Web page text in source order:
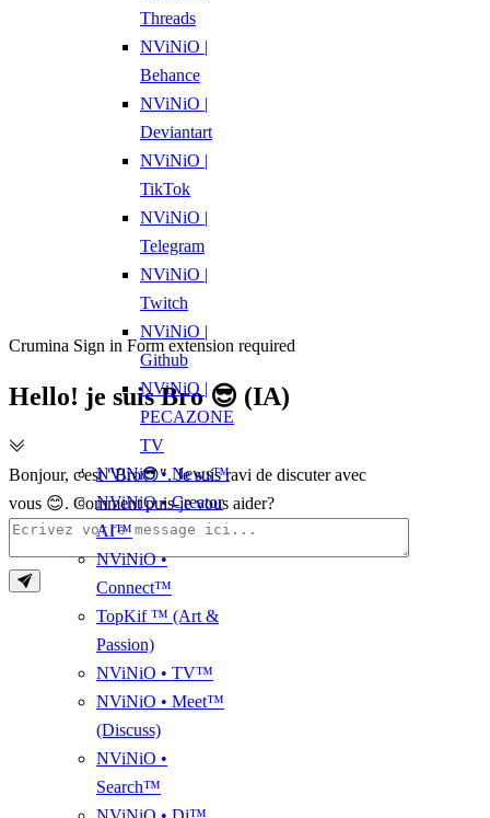
Crumina Sign in Form extension required
Hello! je suis Bro 😎 (IA)
Bonjour, c'est "Bro😎". Je suis ravi de discuter avec
vous 😊. Comment puis-je vous aider?
Threads
NViNiO |
Behance
NViNiO |
Deviantart
NViNiO |
TikTok
NViNiO |
Telegram
NViNiO |
Twitch
NViNiO |
Github
NViNiO |
PECAZONE
TV
NViNiO • News™
NViNiO • Creator
AI™
NViNiO •
Connect™
TopKif ™ (Art &
Passion)
NViNiO • TV™
NViNiO • Meet™
(Discuss)
NViNiO •
Search™